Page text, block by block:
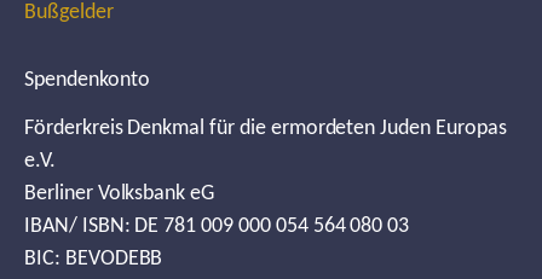
Bußgelder
Spendenkonto
Förderkreis Denkmal für die ermordeten Juden Europas
e.V.
Berliner Volksbank eG
IBAN/ ISBN: DE 781 009 000 054 564 080 03
BIC: BEVODEBB